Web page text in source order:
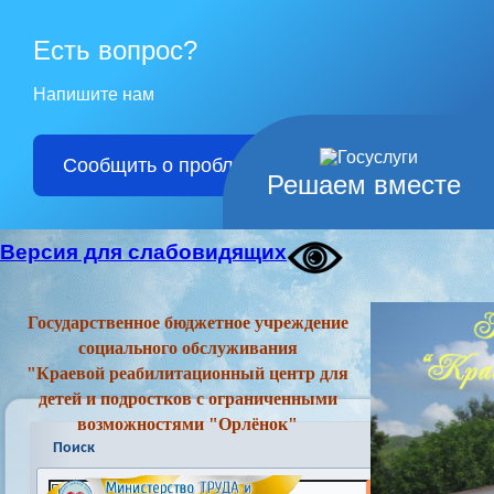
Решаем вместе
Есть вопрос?
Напишите нам
Сообщить о проблеме
Версия для слабовидящих
Государственное бюджетное учреждение
социального обслуживания
"Краевой реабилитационный центр для
детей и подростков с ограниченными
возможностями "Орлёнок"
Поиск